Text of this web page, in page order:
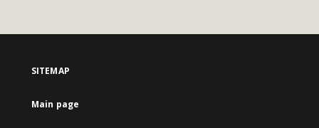
SITEMAP
Main page